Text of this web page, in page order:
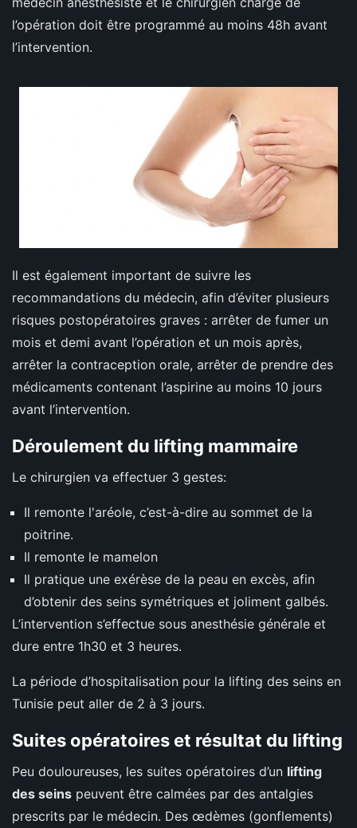
l’opération doit être programmé au moins 48h avant
l’intervention.
Il est également important de suivre les
recommandations du médecin, afin d’éviter plusieurs
risques postopératoires graves : arrêter de fumer un
mois et demi avant l’opération et un mois après,
arrêter la contraception orale, arrêter de prendre des
médicaments contenant l’aspirine au moins 10 jours
avant l’intervention.
Déroulement du lifting mammaire
Le chirurgien va effectuer 3 gestes:
Il remonte l'aréole, c’est-à-dire au sommet de la
poitrine.
Il remonte le mamelon
Il pratique une exérèse de la peau en excès, afin
d’obtenir des seins symétriques et joliment galbés.
L’intervention s’effectue sous anesthésie générale et
dure entre 1h30 et 3 heures.
La période d’hospitalisation pour la lifting des seins en
Tunisie peut aller de 2 à 3 jours.
Suites opératoires et résultat du lifting
Peu douloureuses, les suites opératoires d’un lifting
des seins peuvent être calmées par des antalgies
prescrits par le médecin. Des œdèmes (gonflements)